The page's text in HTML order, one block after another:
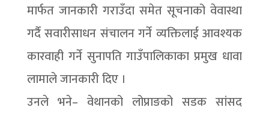
मार्फत जानकारी गराउँदा समेत सूचनाको वेवास्था
गर्दै सवारीसाधन संचालन गर्ने व्यक्तिलाई आवश्यक
कारवाही गर्ने सुनापति गाउँपालिकाका प्रमुख धावा
लामाले जानकारी दिए ।
उनले भने– वेथानको लोप्राङको सडक सांसद